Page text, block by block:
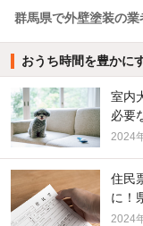
群馬県で外壁塗装の業
おうち時間を豊かに
室内
必要
2024
住民
に！
2024